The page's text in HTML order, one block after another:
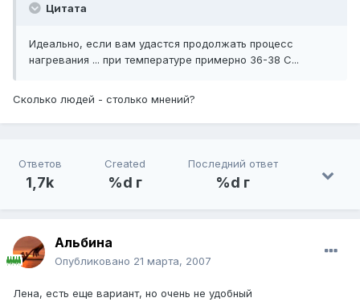
Цитата
Идеально, если вам удастся продолжать процесс
нагревания ... при температуре примерно 36-38 С...
Сколько людей - столько мнений?
Ответов
1,7k
Created
%d г
Последний ответ
%d г
Альбина
Опубликовано 21 марта, 2007
Лена, есть еще вариант, но очень не удобный